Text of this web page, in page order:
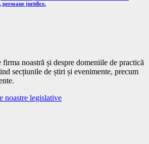
juridice.
noastră și despre domeniile de practică
secțiunile de știri și evenimente, precum
noastre legislative